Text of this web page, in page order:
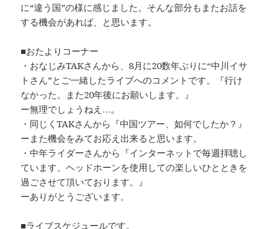
に“違う国”の様に感じました。そんな部分もまたお話を
する機会があれば、と思います。
■おたよりコーナー
・おなじみTAKさんから、8月に20数年ぶりに“中川イサ
トさん”とご一緒したライブへのコメントです。『行け
なかった。また20年後にお願いします。』
ー無理でしょうねえ…。
・同じくTAKさんから『中国ツアー、如何でしたか？』
ーまた機会をみてお応え出来ると思います。
・中年ライダーさんから『インターネットで毎週拝聴し
ています。ヘッドホーンを使用しての楽しいひとときを
過ごさせて頂いております。』
ーありがとうございます。
■ライブスケジュールです。